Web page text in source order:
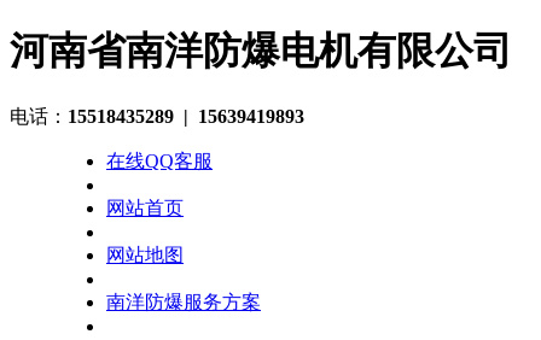
河南省南洋防爆电机有限公司
电话： 15518435289 | 15639419893
在线QQ客服
网站首页
网站地图
南洋防爆服务方案